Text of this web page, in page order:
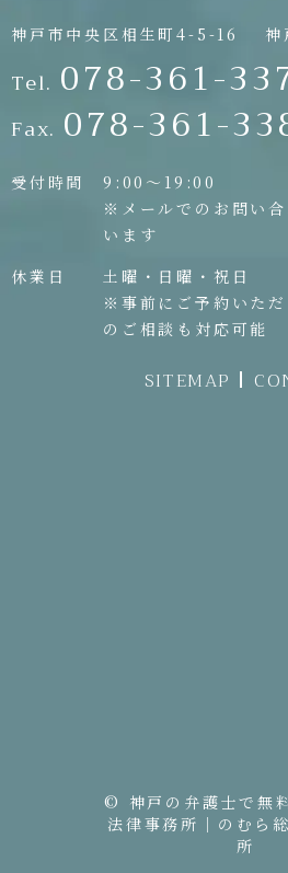
神戸市中央区相生町4-5-16
Tel. 078-361-
Fax. 078-361-
受付時間
9:00〜19:00
※メールでのお問い
います
休業日
土曜・日曜・祝日
※事前にご予約いた
のご相談も対応可能
SITEMAP
© 神戸の弁護士で無
法律事務所｜のむら
所